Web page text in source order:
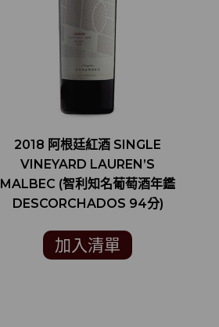
2018 阿根廷紅酒 SINGLE
VINEYARD LAUREN’S
MALBEC (智利知名葡萄酒年鑑
DESCORCHADOS 94分)
加入清單